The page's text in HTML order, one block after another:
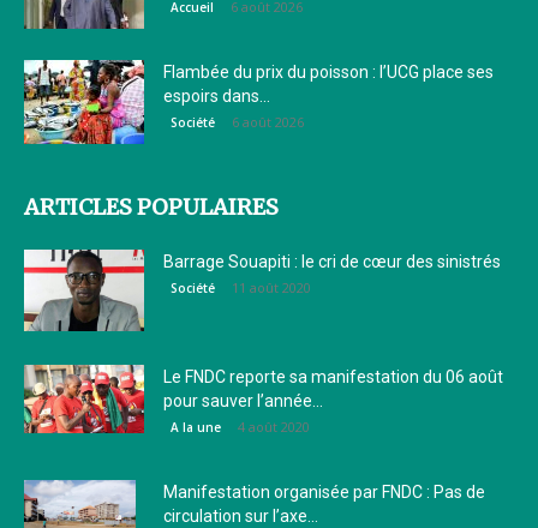
Accueil 6 août 2026
Flambée du prix du poisson : l’UCG place ses
espoirs dans...
Société 6 août 2026
ARTICLES POPULAIRES
Barrage Souapiti : le cri de cœur des sinistrés
Société 11 août 2020
Le FNDC reporte sa manifestation du 06 août
pour sauver l’année...
A la une 4 août 2020
Manifestation organisée par FNDC : Pas de
circulation sur l’axe...